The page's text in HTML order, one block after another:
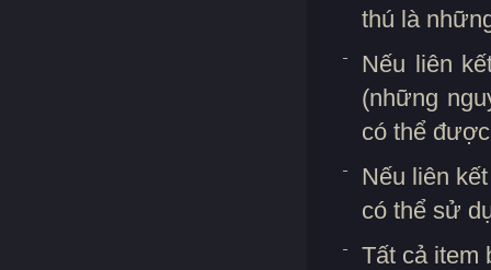
thú là
Nếu liên
(những
có thể
Nếu liên
có thể sử
Tất cả item